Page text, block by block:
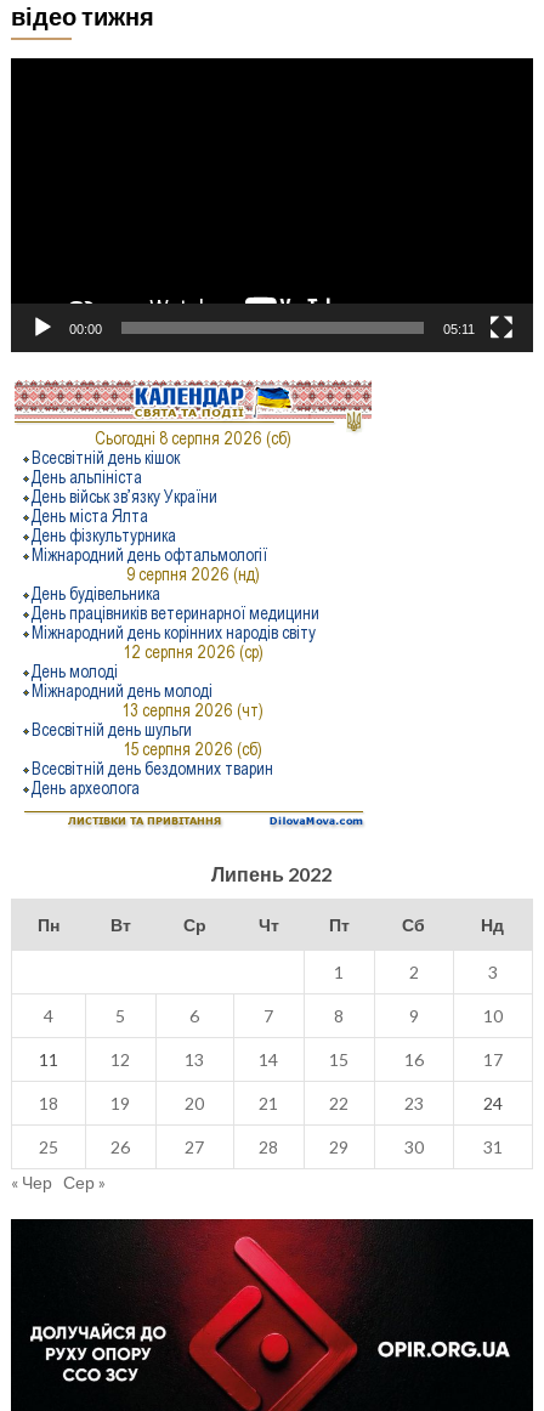
відео тижня
00:00 05:11
Липень 2022
Пн Вт Ср Чт Пт Сб Нд
1 2 3
4 5 6 7 8 9 10
11 12 13 14 15 16 17
18 19 20 21 22 23 24
25 26 27 28 29 30
31
« Чер Сер »